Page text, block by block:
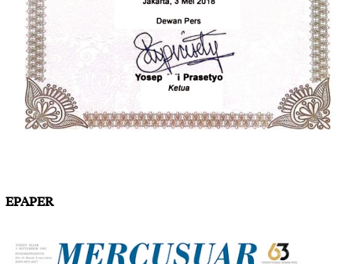
EPAPER